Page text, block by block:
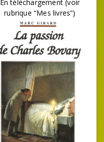
En téléchargement (voir
rubrique “Mes livres”)